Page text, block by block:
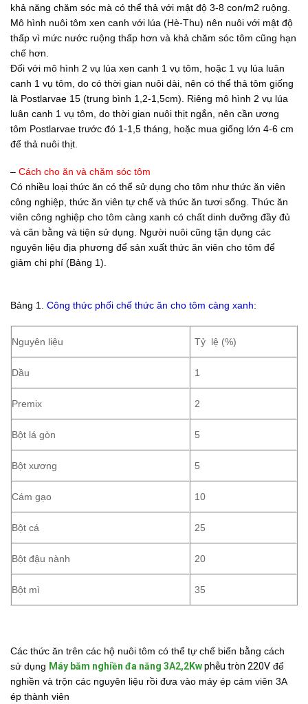
khả năng chăm sóc mà có thể thả với mật độ 3-8 con/m2 ruộng.
Mô hình nuôi tôm xen canh với lúa (Hè-Thu) nên nuôi với mật độ
thấp vì mức nước ruộng thấp hơn và khả chăm sóc tôm cũng hạn
chế hơn.
Đối với mô hình 2 vụ lúa xen canh 1 vụ tôm, hoặc 1 vụ lúa luân
canh 1 vụ tôm, do có thời gian nuôi dài, nên có thể thả tôm giống
là Postlarvae 15 (trung bình 1,2-1,5cm). Riêng mô hình 2 vụ lúa
luân canh 1 vụ tôm, do thời gian nuôi thịt ngắn, nên cần ương
tôm Postlarvae trước đó 1-1,5 tháng, hoặc mua giống lớn 4-6 cm
để thả nuôi thịt.
– Cách cho ăn và chăm sóc tôm
Có nhiều loại thức ăn có thể sử dụng cho tôm như thức ăn viên
công nghiệp, thức ăn viên tự chế và thức ăn tươi sống. Thức ăn
viên công nghiệp cho tôm càng xanh có chất dinh dưỡng đầy đủ
và cân bằng và tiện sử dụng. Người nuôi cũng tận dụng các
nguyên liệu địa phương để sản xuất thức ăn viên cho tôm để
giảm chi phí (Bảng 1).
Bảng 1. Công thức phối chế thức ăn cho tôm càng xanh:
Nguyên liệu Tỷ lệ (%)
Dầu 1
Premix 2
Bột lá gòn 5
Bột xương 5
Cám gạo 10
Bột cá 25
Bột đậu nành 20
Bột mì 35
Các thức ăn trên các hộ nuôi tôm có thể tự chế biến bằng cách
sử dụng Máy băm nghiền đa năng 3A2,2Kwphễu tròn 220V để
nghiền và trộn các nguyên liệu rồi đưa vào máy ép cám viên 3A
ép thành viên